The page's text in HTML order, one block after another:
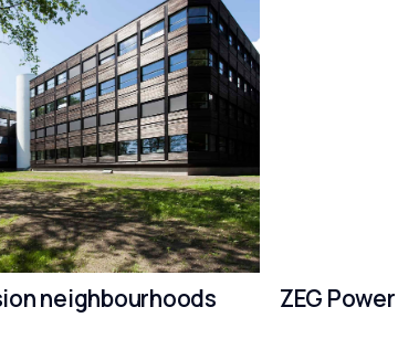
neighbourhoods ZEG Power